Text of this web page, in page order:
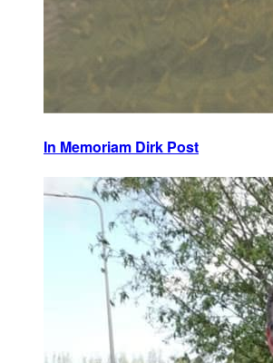
In Memoriam Dirk Post